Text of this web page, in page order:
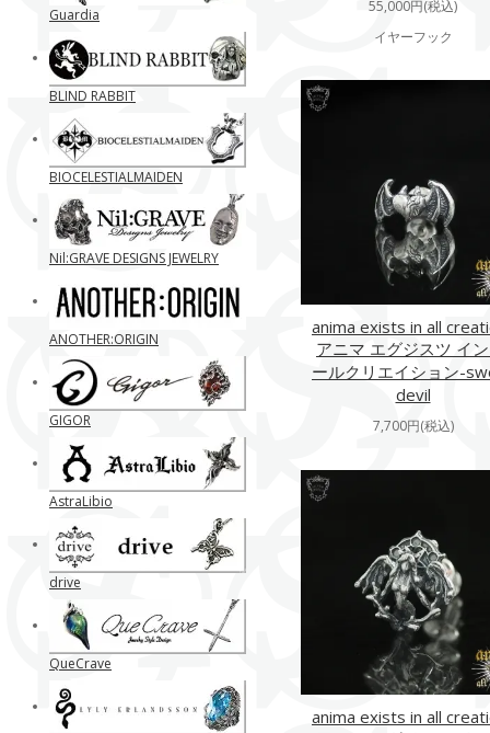
55,000円(税込)
イヤーフック
anima exists in all
アニマ エグジスツ イ
ールクリエイション-
devil
7,700円(税込)
anima exists in all
Guardia
BLIND RABBIT
BIOCELESTIALMAIDEN
Nil:GRAVE DESIGNS JEWELRY
ANOTHER:ORIGIN
GIGOR
AstraLibio
drive
QueCrave